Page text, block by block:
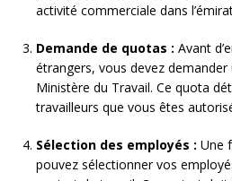
activité commerciale dans
Demande de quotas : Avant
étrangers, vous devez demander
Ministère du Travail. Ce quota
travailleurs que vous êtes
Sélection des employés : Une
pouvez sélectionner vos